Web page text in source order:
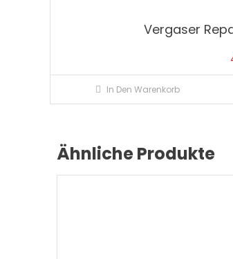
Vergaser
In Den Warenkorb
Ähnliche Produkte